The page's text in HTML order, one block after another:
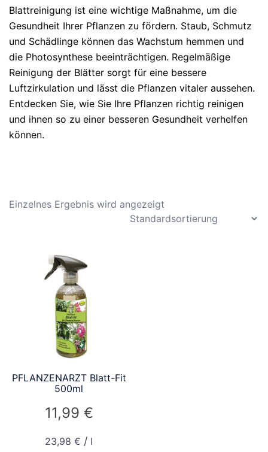
Blattreinigung ist eine wichtige Maßnahme, um die
Gesundheit Ihrer Pflanzen zu fördern. Staub, Schmutz
und Schädlinge können das Wachstum hemmen und
die Photosynthese beeinträchtigen. Regelmäßige
Reinigung der Blätter sorgt für eine bessere
Luftzirkulation und lässt die Pflanzen vitaler aussehen.
Entdecken Sie, wie Sie Ihre Pflanzen richtig reinigen
und ihnen so zu einer besseren Gesundheit verhelfen
können.
Einzelnes Ergebnis wird angezeigt
PFLANZENARZT Blatt-Fit
500ml
11,99 €
23,98€ / l